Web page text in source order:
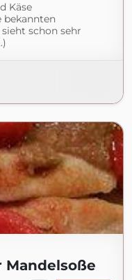
Käse
bekannten
schon sehr